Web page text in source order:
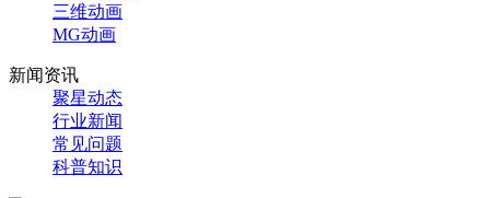
三维动画
MG动画
新闻资讯
聚星动态
行业新闻
常见问题
科普知识